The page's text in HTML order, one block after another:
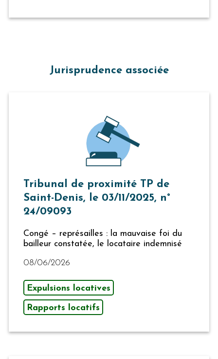
Jurisprudence associée
Tribunal de proximité TP de
Saint-Denis, le 03/11/2025, n°
24/09093
Congé – représailles : la mauvaise foi du
bailleur constatée, le locataire indemnisé
08/06/2026
Expulsions locatives
Rapports locatifs